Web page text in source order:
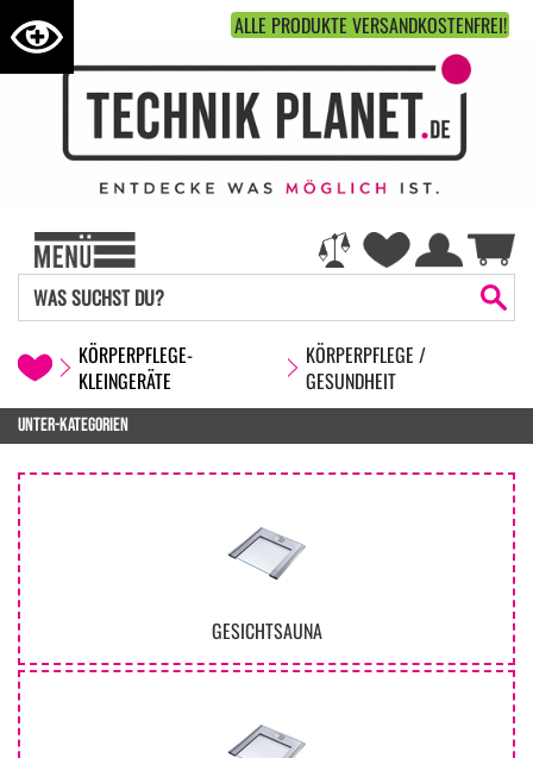
ALLE PRODUKTE VERSANDKOSTENFREI!
KÖRPERPFLEGE-
KLEINGERÄTE
KÖRPERPFLEGE /
GESUNDHEIT
UNTER-KATEGORIEN
GESICHTSAUNA